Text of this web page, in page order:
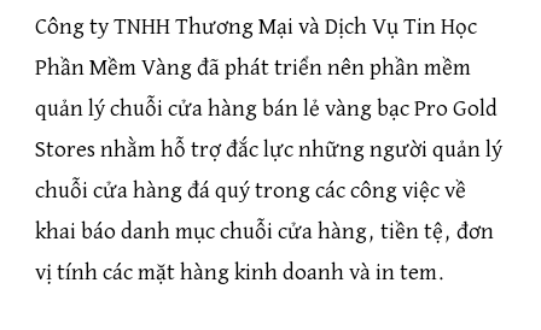
Công ty TNHH Thương Mại và Dịch Vụ Tin Học
Phần Mềm Vàng đã phát triển nên phần mềm
quản lý chuỗi cửa hàng bán lẻ vàng bạc Pro Gold
Stores nhằm hỗ trợ đắc lực những người quản lý
chuỗi cửa hàng đá quý trong các công việc về
khai báo danh mục chuỗi cửa hàng, tiền tệ, đơn
vị tính các mặt hàng kinh doanh và in tem.